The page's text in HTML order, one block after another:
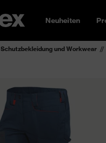
Neuheiten
Schutzbekleidung und Workwear